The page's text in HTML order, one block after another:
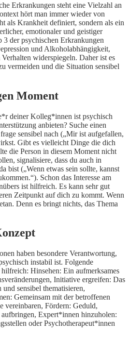
Erkrankungen steht eine Vielzahl an
hört man immer wieder von
als Krankheit definiert, sondern als ein
emotionaler und geistiger
der psychischen Erkrankungen
und Alkoholabhängigkeit,
widerspiegeln. Daher ist es
vermeiden und die Situation sensibel
Moment
deiner Kolleg*innen ist psychisch
anbieten? Suche einen
sensibel nach („Mir ist aufgefallen,
Gibt es vielleicht Dinge die dich
die Person in diesem Moment nicht
signalisiere, dass du auch in
bist („Wenn etwas sein sollte, kannst
Schon das Interesse am
ist hilfreich. Es kann sehr gut
Zeitpunkt auf dich zu kommt. Wenn
Denn es bringt nichts, das Thema
haben besondere Verantwortung,
instabil ist. Folgende
Hinsehen: Ein aufmerksames
Initiative ergreifen: Das
sensibel thematisieren,
Gemeinsam mit der betroffenen
vereinbaren, Fördern: Geduld,
Expert*innen hinzuholen:
oder Psychotherapeut*innen